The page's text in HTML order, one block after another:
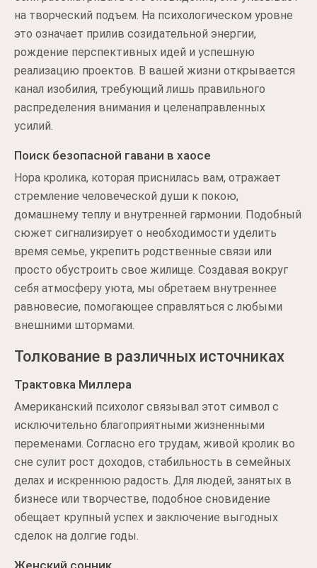
на творческий подъем. На психологическом уровне
это означает прилив созидательной энергии,
рождение перспективных идей и успешную
реализацию проектов. В вашей жизни открывается
канал изобилия, требующий лишь правильного
распределения внимания и целенаправленных
усилий.
Поиск безопасной гавани в хаосе
Нора кролика, которая приснилась вам, отражает
стремление человеческой души к покою,
домашнему теплу и внутренней гармонии. Подобный
сюжет сигнализирует о необходимости уделить
время семье, укрепить родственные связи или
просто обустроить свое жилище. Создавая вокруг
себя атмосферу уюта, мы обретаем внутреннее
равновесие, помогающее справляться с любыми
внешними штормами.
Толкование в различных источниках
Трактовка Миллера
Американский психолог связывал этот символ с
исключительно благоприятными жизненными
переменами. Согласно его трудам, живой кролик во
сне сулит рост доходов, стабильность в семейных
делах и искреннюю радость. Для людей, занятых в
бизнесе или творчестве, подобное сновидение
обещает крупный успех и заключение выгодных
сделок на долгие годы.
Женский сонник